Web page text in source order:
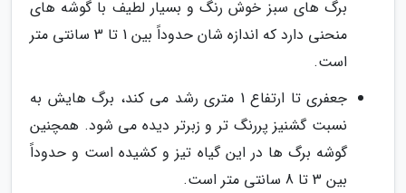
برگ های سبز خوش رنگ و بسیار لطیف با گوشه های
منحنی دارد که اندازه شان حدوداً بین 1 تا 3 سانتی متر
است.
جعفری تا ارتفاع 1 متری رشد می کند، برگ هایش به
نسبت گشنیز پررنگ تر و زبرتر دیده می شود. همچنین
گوشه برگ ها در این گیاه تیز و کشیده است و حدوداً
بین 3 تا 8 سانتی متر است.